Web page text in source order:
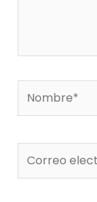
electrónico*